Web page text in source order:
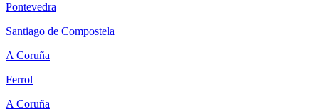
Pontevedra
Santiago de Compostela
A Coruña
Ferrol
A Coruña